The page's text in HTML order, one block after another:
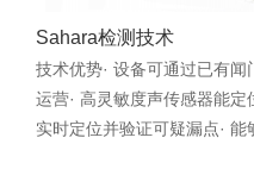
Sahara检测技术
技术优势· 设备可通过已有
运营· 高灵敏度声传感器能
实时定位并验证可疑漏点·